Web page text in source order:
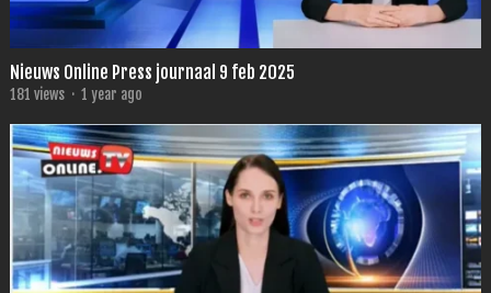
Nieuws Online Press journaal 9 feb 2025
181 views · 1 year ago